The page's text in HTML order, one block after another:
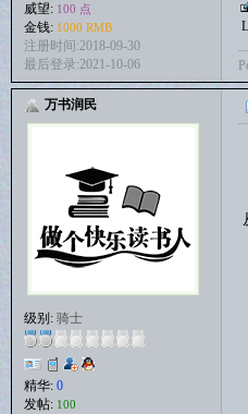
威望: 100 点
金钱: 1000 RMB
注册时间:2018-09-30
最后登录:2021-10-06
万书润民
级别: 骑士
精华: 0
发帖: 100